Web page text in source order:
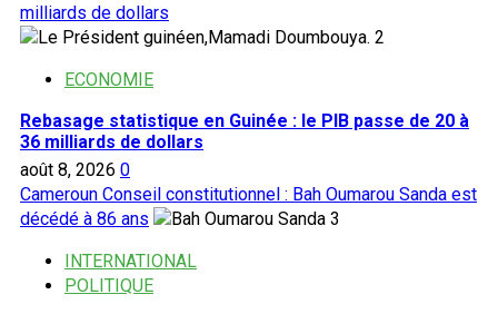
milliards de dollars
2
ECONOMIE
Rebasage statistique en Guinée : le PIB passe de 20 à
36 milliards de dollars
août 8, 2026 0
Cameroun Conseil constitutionnel : Bah Oumarou Sanda est
décédé à 86 ans
3
INTERNATIONAL
POLITIQUE